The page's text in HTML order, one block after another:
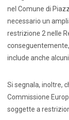
nel Comune di
necessario un
restrizione 2 nelle
include anche
Si segnala, inoltre,
Commissione
soggette a